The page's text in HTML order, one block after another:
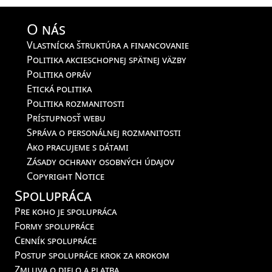
O nás
Vlastnícka štruktúra a financovanie
Politika akcieschopnej spätnej väzby
Politika opráv
Etická politika
Politika rozmanitosti
Prístupnosť webu
Správa o personálnej rozmanitosti
Ako pracujeme s dátami
Zásady ochrany osobných údajov
Copyright Notice
Spolupráca
Pre koho je spolupráca
Formy spolupráce
Cenník spolupráce
Postup spolupráce krok za krokom